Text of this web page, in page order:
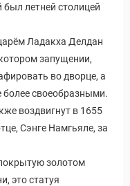
летней столицей
Ладакха Делдан
запущении,
во дворце, а
более своеобразными.
воздвигнут в 1655
Сэнге Намгьяле, за
золотом
это статуя